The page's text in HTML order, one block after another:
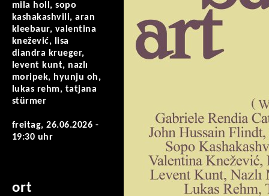
mila holl, sopo
kashakashvili, aran
kleebaur, valentina
knežević, lisa
diandra krueger,
levent kunt, nazlı
moripek, hyunju oh,
lukas rehm, tatjana
stürmer
freitag, 26.06.2026 -
19:30 uhr
ort